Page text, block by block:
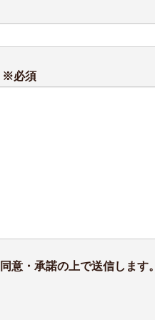
※必須
意・承諾の上で送信します